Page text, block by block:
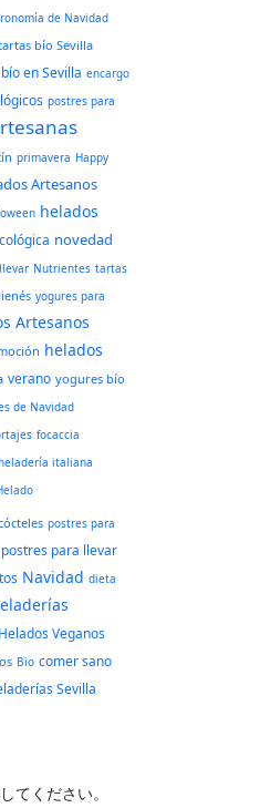
de Navidad
bío Sevilla
en Sevilla encargo
postres para
primavera Happy
Artesanos
helados
novedad
Nutrientes tartas
yogures para
Artesanos
helados
verano yogures bío
de Navidad
focaccia
italiana
postres para
postres para llevar
Navidad dieta
Helados Veganos
Bio comer sano
Sevilla
てください。